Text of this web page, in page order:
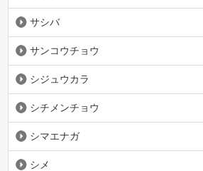
サシバ
サンコウチョウ
シジュウカラ
シチメンチョウ
シマエナガ
シメ